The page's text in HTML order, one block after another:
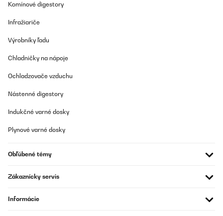
Komínové digestory
Infražiariče
Výrobníky ľadu
Chladničky na nápoje
Ochladzovače vzduchu
Nástenné digestory
Indukčné varné dosky
Plynové varné dosky
Obľúbené témy
Zákaznícky servis
Informácie